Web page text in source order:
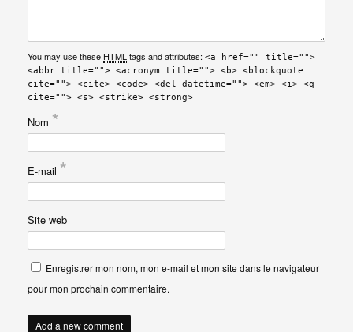
You may use these HTMLtags and attributes: <a href="" title="">
<abbr title=""> <acronym title=""> <b> <blockquote
cite=""> <cite> <code> <del datetime=""> <em> <i> <q
cite=""> <s> <strike> <strong>
Nom *
E-mail *
Site web
Enregistrer mon nom, mon e-mail et mon site dans le navigateur
pour mon prochain commentaire.